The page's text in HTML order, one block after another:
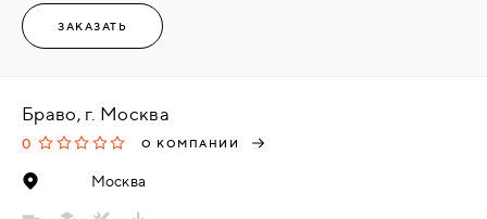
ЗАКАЗАТЬ
Браво, г. Москва
0 О КОМПАНИИ
Москва